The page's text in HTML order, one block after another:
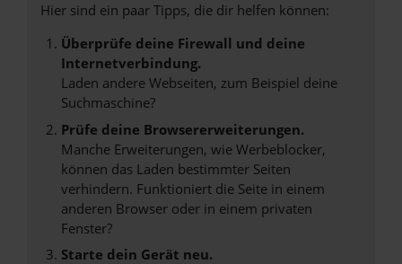
Hier sind ein paar Tipps, die dir helfen können:
Überprüfe deine Firewall und deine
Internetverbindung.
Laden andere Webseiten, zum Beispiel deine
Suchmaschine?
Prüfe deine Browsererweiterungen.
Manche Erweiterungen, wie Werbeblocker,
können das Laden bestimmter Seiten
verhindern. Funktioniert die Seite in einem
anderen Browser oder in einem privaten
Fenster?
Starte dein Gerät neu.